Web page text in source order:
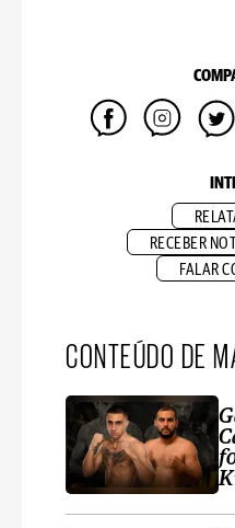
RECEBER
FALAR
CONTEÚDO DE